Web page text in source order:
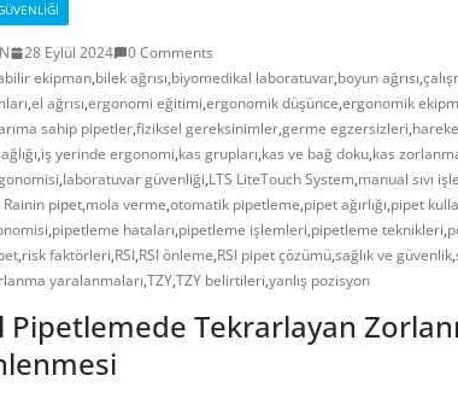
28 Eylül 2024
0 Comments
ekipman,bilek ağrısı,biyomedikal laboratuvar,boyun ağrısı,
,el ağrısı,ergonomi eğitimi,ergonomik düşünce,ergonomik
sahip pipetler,fiziksel gereksinimler,germe egzersizleri,
,iş yerinde ergonomi,kas grupları,kas ve bağ doku,kas
,laboratuvar güvenliği,LTS LiteTouch System,manual sıvı
pipet,mola verme,otomatik pipetleme,pipet ağırlığı,pipet
,pipetleme hataları,pipetleme işlemleri,pipetleme teknikleri,
,risk faktörleri,RSI,RSI önleme,RSI pipet çözümü,sağlık ve güvenlik,
yaralanmaları,TZY,TZY belirtileri,yanlış pozisyon
Pipetlemede Tekrarlayan